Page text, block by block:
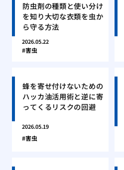
防虫剤の種類と使い分け
を知り大切な衣類を虫か
ら守る方法
2026.05.22
害虫
蜂を寄せ付けないための
ハッカ油活用術と逆に寄
ってくるリスクの回避
2026.05.19
害虫